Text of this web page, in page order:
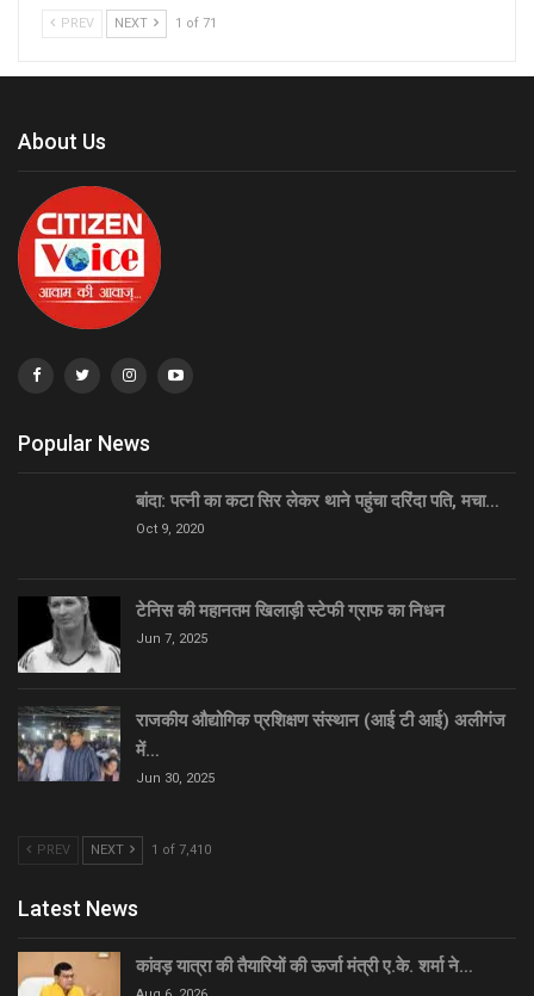
PREV NEXT 1 of 71
About Us
Popular News
बांदा: पत्नी का कटा सिर लेकर थाने पहुंचा दरिंदा पति, मचा…
Oct 9, 2020
टेनिस की महानतम खिलाड़ी स्टेफी ग्राफ का निधन
Jun 7, 2025
राजकीय औद्योगिक प्रशिक्षण संस्थान (आई टी आई) अलीगंज
में…
Jun 30, 2025
PREV NEXT 1 of 7,410
Latest News
कांवड़ यात्रा की तैयारियों की ऊर्जा मंत्री ए.के. शर्मा ने…